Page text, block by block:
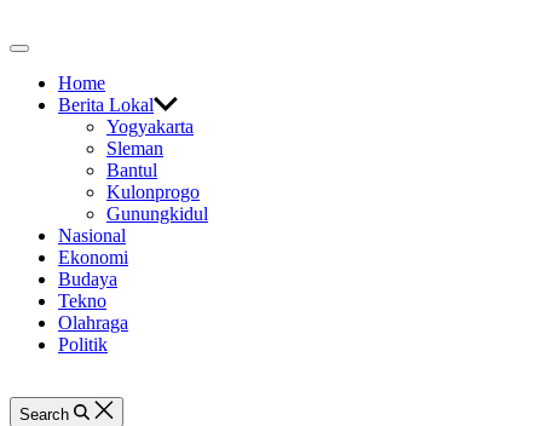
to
Off
CanvasHome
Berita Lokal
Yogyakarta
Sleman
Bantul
Kulonprogo
Gunungkidul
Nasional
Ekonomi
Budaya
Tekno
Olahraga
Politik
Search